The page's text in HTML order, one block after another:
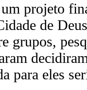
projeto
de
grupos,
para eles